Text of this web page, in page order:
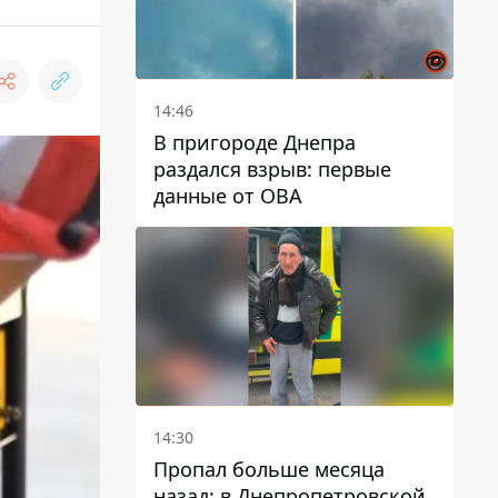
14:46
В пригороде Днепра
раздался взрыв: первые
данные от ОВА
14:30
Пропал больше месяца